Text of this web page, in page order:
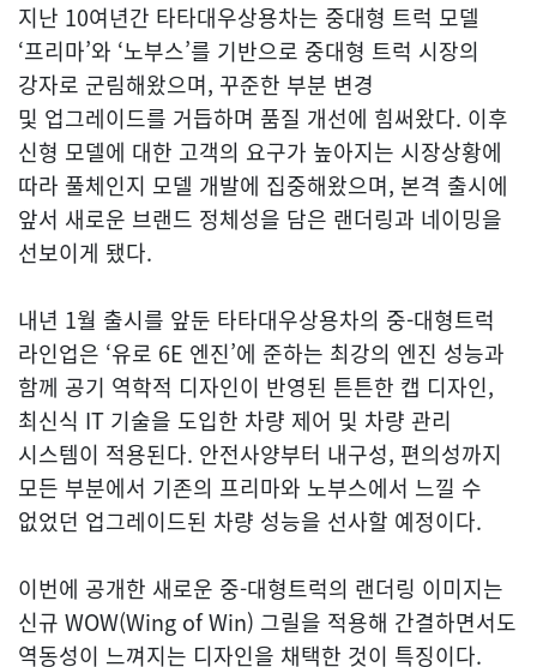
지난 10여년간 타타대우상용차는 중대형 트럭 모델
‘프리마’와 ‘노부스’를 기반으로 중대형 트럭 시장의
강자로 군림해왔으며, 꾸준한 부분 변경
및 업그레이드를 거듭하며 품질 개선에 힘써왔다. 이후
신형 모델에 대한 고객의 요구가 높아지는 시장상황에
따라 풀체인지 모델 개발에 집중해왔으며, 본격 출시에
앞서 새로운 브랜드 정체성을 담은 랜더링과 네이밍을
선보이게 됐다.
내년 1월 출시를 앞둔 타타대우상용차의 중-대형트럭
라인업은 ‘유로 6E 엔진’에 준하는 최강의 엔진 성능과
함께 공기 역학적 디자인이 반영된 튼튼한 캡 디자인,
최신식 IT 기술을 도입한 차량 제어 및 차량 관리
시스템이 적용된다. 안전사양부터 내구성, 편의성까지
모든 부분에서 기존의 프리마와 노부스에서 느낄 수
없었던 업그레이드된 차량 성능을 선사할 예정이다.
이번에 공개한 새로운 중-대형트럭의 랜더링 이미지는
신규 WOW(Wing of Win) 그릴을 적용해 간결하면서도
역동성이 느껴지는 디자인을 채택한 것이 특징이다.